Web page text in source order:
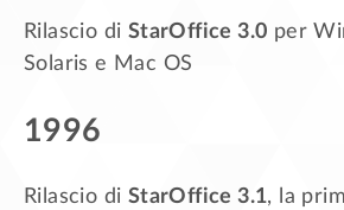
Rilascio di StarOffice 3.0 per
Solaris e Mac OS
1996
Rilascio di StarOffice 3.1, la